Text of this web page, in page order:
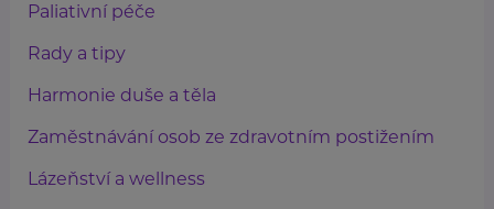
Paliativní péče
Rady a tipy
Harmonie duše a těla
Zaměstnávání osob ze zdravotním postižením
Lázeňství a wellness